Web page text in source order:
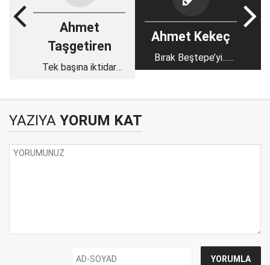
Ahmet
Taşgetiren
Tek başına iktidar
Ahmet Kekeç
Bırak Beştepe’yi...
Pensilvanya’ya bak!
YAZIYA YORUM KAT